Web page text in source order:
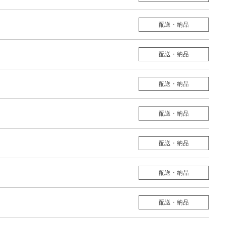
配送・納品
配送・納品
配送・納品
配送・納品
配送・納品
配送・納品
配送・納品